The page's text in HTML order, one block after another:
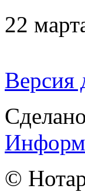
22
Версия
©